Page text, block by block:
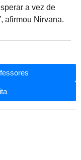
a vez de
afirmou Nirvana.